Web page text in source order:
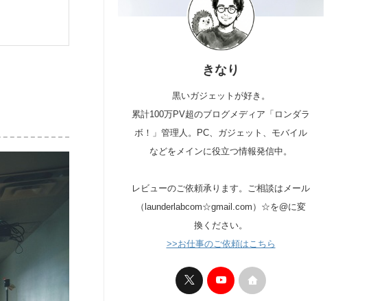
きなり
黒いガジェットが好き。
累計100万PV超のブログメディア「ロンダラ
ボ！」管理人。PC、ガジェット、モバイル
などをメインに役立つ情報発信中。
レビューのご依頼承ります。ご相談はメール
（launderlabcom☆gmail.com）☆を@に変
換ください。
>>お仕事のご依頼はこちら